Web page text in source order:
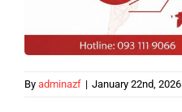
By adminazf | January 22nd, 2026